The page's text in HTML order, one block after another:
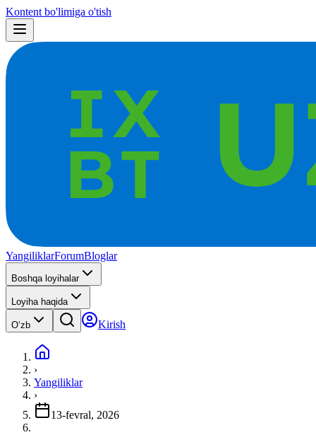
Kontent bo'limiga o'tish
YangiliklarForumBloglar
Boshqa loyihalar
Loyiha haqida
Oʻzb Kirish
›
Yangiliklar
›
13-fevral, 2026